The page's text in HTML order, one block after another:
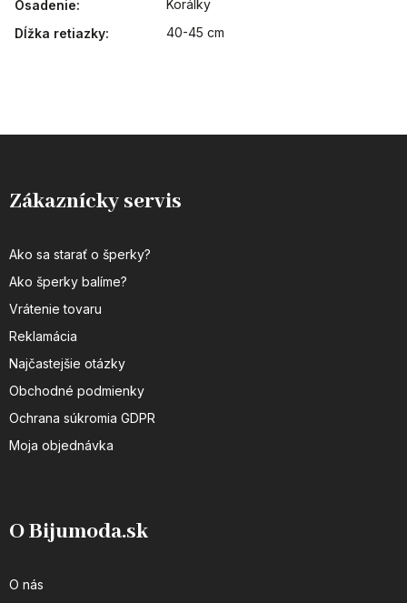
Osadenie:
Korálky
Dĺžka retiazky: 40-45 cm
Zákaznícky servis
Ako sa starať o šperky?
Ako šperky balíme?
Vrátenie tovaru
Reklamácia
Najčastejšie otázky
Obchodné podmienky
Ochrana súkromia GDPR
Moja objednávka
O Bijumoda.sk
O nás